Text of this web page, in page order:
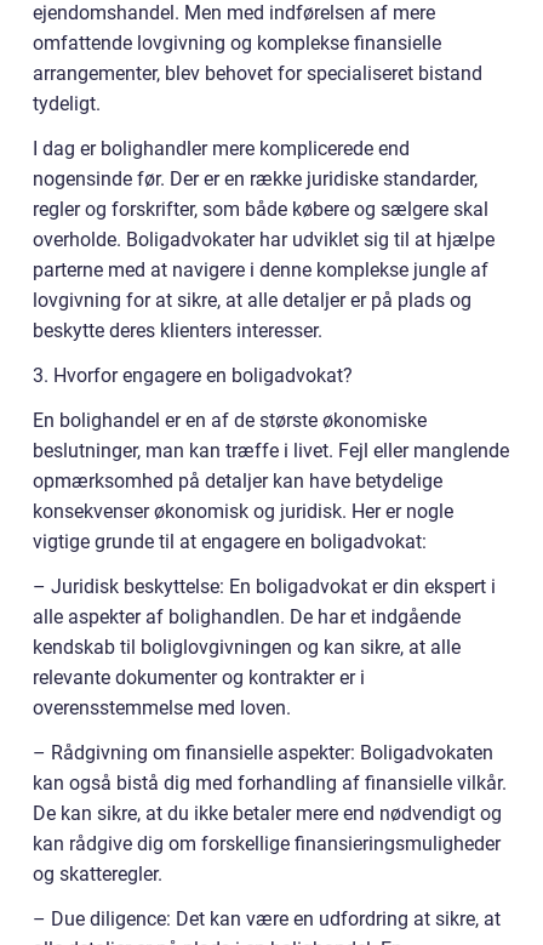
ejendomshandel. Men med indførelsen af mere
omfattende lovgivning og komplekse finansielle
arrangementer, blev behovet for specialiseret bistand
tydeligt.
I dag er bolighandler mere komplicerede end
nogensinde før. Der er en række juridiske standarder,
regler og forskrifter, som både købere og sælgere skal
overholde. Boligadvokater har udviklet sig til at hjælpe
parterne med at navigere i denne komplekse jungle af
lovgivning for at sikre, at alle detaljer er på plads og
beskytte deres klienters interesser.
3. Hvorfor engagere en boligadvokat?
En bolighandel er en af de største økonomiske
beslutninger, man kan træffe i livet. Fejl eller manglende
opmærksomhed på detaljer kan have betydelige
konsekvenser økonomisk og juridisk. Her er nogle
vigtige grunde til at engagere en boligadvokat:
– Juridisk beskyttelse: En boligadvokat er din ekspert i
alle aspekter af bolighandlen. De har et indgående
kendskab til boliglovgivningen og kan sikre, at alle
relevante dokumenter og kontrakter er i
overensstemmelse med loven.
– Rådgivning om finansielle aspekter: Boligadvokaten
kan også bistå dig med forhandling af finansielle vilkår.
De kan sikre, at du ikke betaler mere end nødvendigt og
kan rådgive dig om forskellige finansieringsmuligheder
og skatteregler.
– Due diligence: Det kan være en udfordring at sikre, at